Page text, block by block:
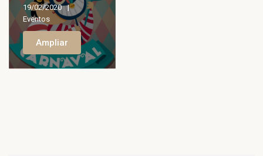
19/02/2020
Eventos
Ampliar